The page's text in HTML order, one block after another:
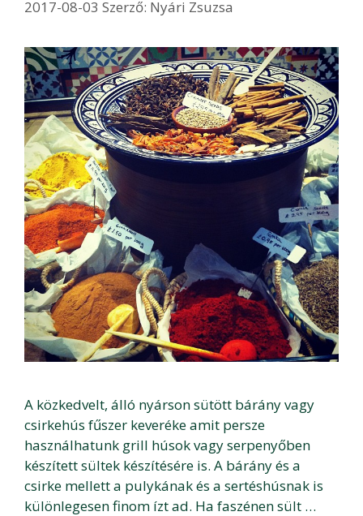
2017-08-03 Szerző: Nyári Zsuzsa
A közkedvelt, álló nyárson sütött bárány vagy
csirkehús fűszer keveréke amit persze
használhatunk grill húsok vagy serpenyőben
készített sültek készítésére is. A bárány és a
csirke mellett a pulykának és a sertéshúsnak is
különlegesen finom ízt ad. Ha faszénen sült …